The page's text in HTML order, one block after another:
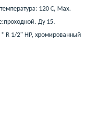
120 C, Max.
Ду 15,
* R 1/2" НР, хромированный